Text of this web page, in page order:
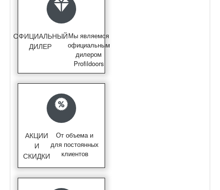
ОФИЦИАЛЬНЫЙ
ДИЛЕР
Мы являемся
официальным
дилером
Profildoors
АКЦИИ
И
СКИДКИ
От объема и
для постоянных
клиентов